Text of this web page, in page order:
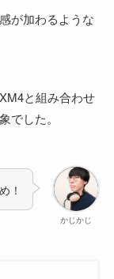
が加わるような
と組み合わせ
でした。
かじかじ
！